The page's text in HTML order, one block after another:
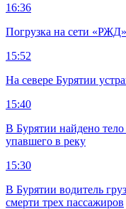
16:36
Погрузка на сети
15:52
На севере Бурятии
15:40
В Бурятии найдено тело
упавшего в реку
15:30
В Бурятии водитель
смерти трех пассажиров